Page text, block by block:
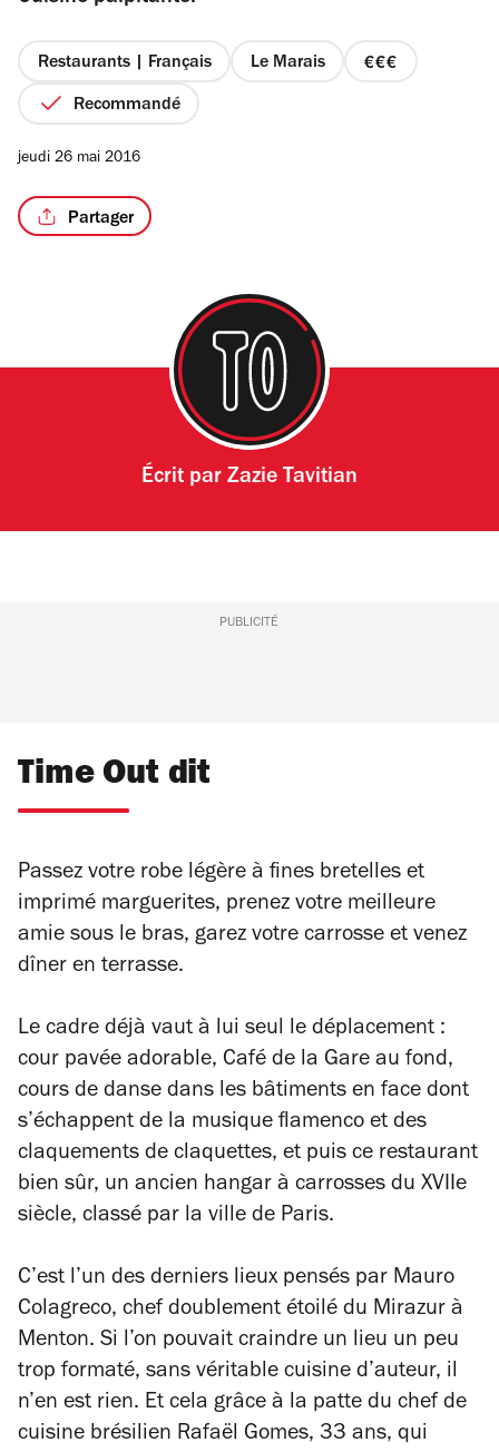
Restaurants | Français Le Marais
prix
Recommandé
jeudi 26 mai 2016
Partager
Écrit par Zazie Tavitian
PUBLICITÉ
Time Out dit
Passez votre robe légère à fines bretelles et
imprimé marguerites, prenez votre meilleure
amie sous le bras, garez votre carrosse et venez
dîner en terrasse.
Le cadre déjà vaut à lui seul le déplacement :
cour pavée adorable, Café de la Gare au fond,
cours de danse dans les bâtiments en face dont
s’échappent de la musique flamenco et des
claquements de claquettes, et puis ce restaurant
bien sûr, un ancien hangar à carrosses du XVIIe
siècle, classé par la ville de Paris.
C’est l’un des derniers lieux pensés par Mauro
Colagreco, chef doublement étoilé du Mirazur à
Menton. Si l’on pouvait craindre un lieu un peu
trop formaté, sans véritable cuisine d’auteur, il
n’en est rien. Et cela grâce à la patte du chef de
cuisine brésilien Rafaël Gomes, 33 ans, qui